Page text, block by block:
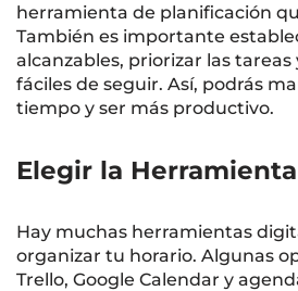
herramienta de planificación
También es importante
alcanzables, priorizar las tareas
fáciles de seguir. Así, podrás
tiempo y ser más productivo.
Elegir la
Hay muchas herramientas
organizar tu horario. Algunas
Trello, Google Calendar y